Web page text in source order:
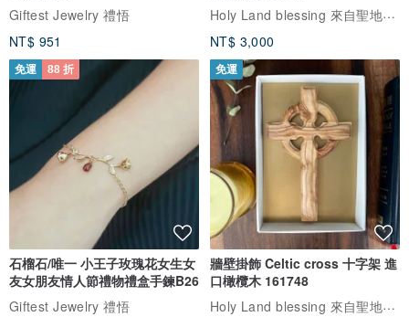
Giftest Jewelry 禮悟
NT$ 951
Holy Land blessing 來自聖地的祝福
NT$ 3,000
免運 88 折
石榴石/唯一 小王子玫瑰花女生女
友女朋友情人節禮物禮盒手鍊B26
Giftest Jewelry 禮悟
免運
牆壁掛飾 Celtic cross 十字架 進
口橄欖木 161748
Holy Land blessing 來自聖地的祝福